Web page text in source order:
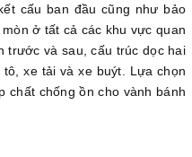
cấu ban đầu cũng như bảo
ở tất cả các khu vực quan
trước và sau, cấu trúc dọc hai
xe tải và xe buýt. Lựa chọn
chất chống ồn cho vành bánh